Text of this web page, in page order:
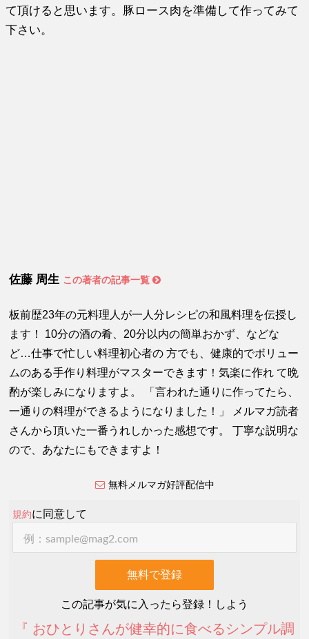
て頂けると思います。豚ロース肉を準備して作ってみて
下さい。
佐藤 周生 この著者の記事一覧
板前歴23年の元料理人が一人分レシピの和風料理を伝授し
ます！ 10分の酒の肴、20分以内の簡単おかず、などな
ど…仕事で忙しい料理初心者の 方でも、健康的でボリュー
ムのある手作り料理がマスターできます！気楽に作れ て晩
酌が楽しみになりますよ。 「言われた通りに作ってたら、
一通りの料理ができるようになりました！」 メルマガ読者
さんから頂いた一番うれしかった感想です。 丁寧な説明な
ので、あなたにもできますよ！
無料メルマガ好評配信中
規約に同意して
この記事が気に入ったら登録！しよう
『 おひとりさんが健幸的に食べるシンプル調